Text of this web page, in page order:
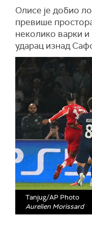
Олисе је добио
превише
неколико варки
ударац изнад
Tanjug/AP Photo
Aurelien Morissard